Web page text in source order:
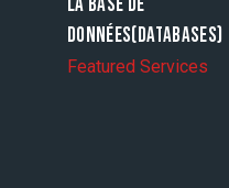
LA BASE DE
DONNÉES(DATABASES)
Featured Services